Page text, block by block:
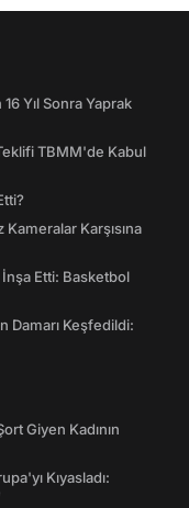
Yıl Sonra Yaprak
TBMM'de Kabul
Kameralar Karşısına
İnşa Etti: Basketbol
Damarı Keşfedildi:
Giyen Kadının
Kıyasladı: